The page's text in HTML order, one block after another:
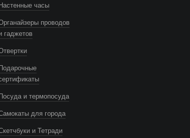
Настенные часы
проводов
гаджетов
Подарочные
Посуда и термопосуда
для города
и Тетради